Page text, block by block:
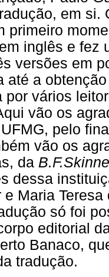
em si.
primeiro
inglês e fez
versões em
até a
por vários
vão os
pelo
vão os
da
dessa
e Maria
só foi
editorial
Banaco,
tradução.